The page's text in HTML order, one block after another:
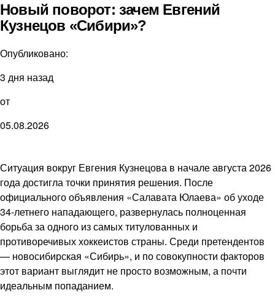
Новый поворот: зачем Евгений
Кузнецов «Сибири»?
Опубликовано:
3 дня назад
от
05.08.2026
Ситуация вокруг Евгения Кузнецова в начале августа 2026
года достигла точки принятия решения. После
официального объявления «Салавата Юлаева» об уходе
34-летнего нападающего, развернулась полноценная
борьба за одного из самых титулованных и
противоречивых хоккеистов страны. Среди претендентов
— новосибирская «Сибирь», и по совокупности факторов
этот вариант выглядит не просто возможным, а почти
идеальным попаданием.